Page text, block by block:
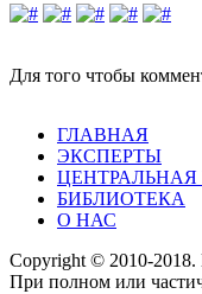
Для того чтобы
ГЛАВНАЯ
ЭКСПЕРТЫ
ЦЕНТРАЛЬНАЯ
БИБЛИОТЕКА
О НАС
Copyright © 2010-2018.
При полном или